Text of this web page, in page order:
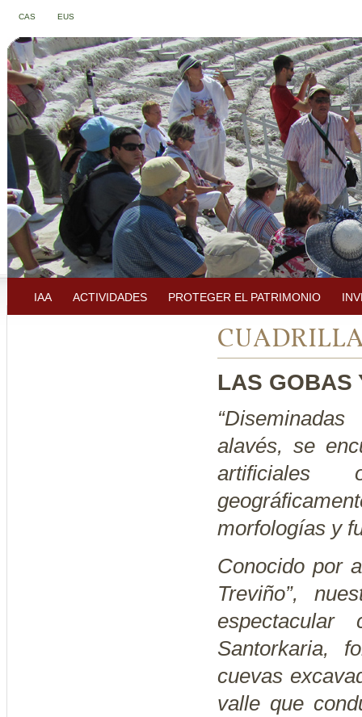
IAA ACTIVIDADES PROTEGER EL PATRIMONIO
CAS EUS
LAS GOBAS
alavés, se
artificiales
morfologías y
Conocido por
Treviño”,
Santorkaria,
cuevas
valle que